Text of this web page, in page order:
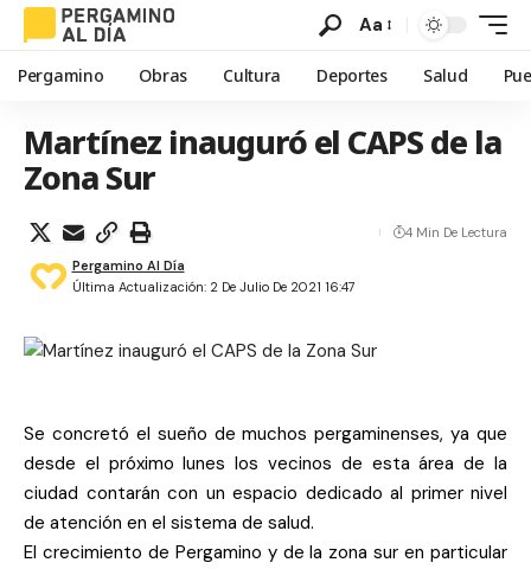
Aa
Pergamino Obras Cultura Deportes Salud
Martínez inauguró el CAPS de la
Zona Sur
Última Actualización: 2 De Julio De 2021 16:47
Pergamino Al Día
4 Min De Lectura
Se concretó el sueño de muchos pergaminenses, ya que
desde el próximo lunes los vecinos de esta área de la
ciudad contarán con un espacio dedicado al primer nivel
de atención en el sistema de salud.
El crecimiento de Pergamino y de la zona sur en particular